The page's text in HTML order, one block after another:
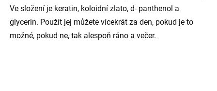
Ve složení je keratin, koloidní zlato, d- panthenol a
glycerin. Použít jej můžete vícekrát za den, pokud je to
možné, pokud ne, tak alespoň ráno a večer.